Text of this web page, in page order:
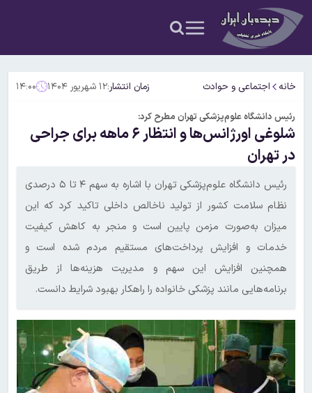
خانه اجتماعی و حوادث زمان انتشار:۱۲ شهریور ۱۴۰۴ ۱۴:۰۰
رئیس دانشگاه علوم‌پزشکی تهران مطرح کرد:
شلوغی اورژانس‌ها و انتظار ۶ ماهه برای جراحی
در تهران
رئیس دانشگاه علوم‌پزشکی تهران با اشاره به سهم ۴ تا ۵ درصدی
نظام سلامت کشور از تولید ناخالص داخلی تاکید کرد که این
میزان به‌صورت مزمن پایین است و منجر به کاهش کیفیت
خدمات و افزایش پرداخت‌های مستقیم مردم شده است و
همچنین افزایش این سهم و مدیریت هزینه‌ها از طریق
برنامه‌هایی مانند پزشکی خانواده را راهکار بهبود شرایط دانست.